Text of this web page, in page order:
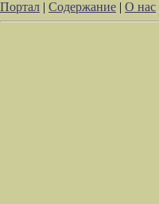
Портал | Содержание | О нас